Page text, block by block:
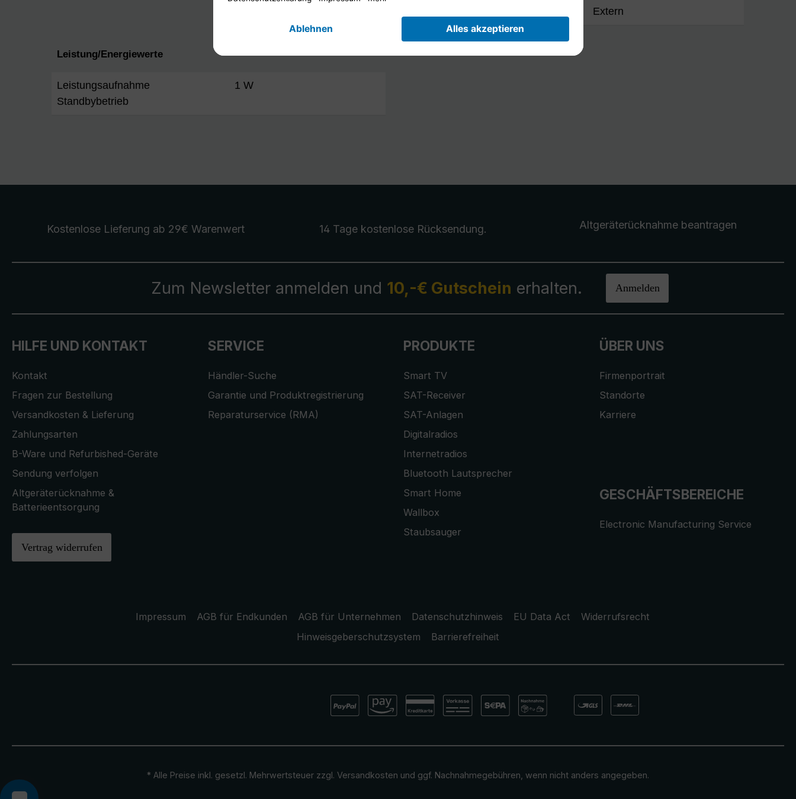
Extern
Leistung/Energiewerte
Leistungsaufnahme
Standbybetrieb
1 W
Kostenlose Lieferung ab 29€ Warenwert 14 Tage kostenlose Rücksendung. Altgeräterücknahme beantragen
Zum Newsletter anmelden und 10,-€ Gutschein erhalten. Anmelden
HILFE UND KONTAKT
Kontakt
Fragen zur Bestellung
Versandkosten & Lieferung
Zahlungsarten
B-Ware und Refurbished-Geräte
Sendung verfolgen
Altgeräterücknahme &
Batterieentsorgung
Vertrag widerrufen
SERVICE
Händler-Suche
Garantie und Produktregistrierung
Reparaturservice (RMA)
PRODUKTE
Smart TV
SAT-Receiver
SAT-Anlagen
Digitalradios
Internetradios
Bluetooth Lautsprecher
Smart Home
Wallbox
Staubsauger
ÜBER UNS
Firmenportrait
Standorte
Karriere
GESCHÄFTSBEREICHE
Electronic Manufacturing Service
Impressum AGB für Endkunden AGB für Unternehmen Datenschutzhinweis EU Data Act
Widerrufsrecht
Hinweisgeberschutzsystem
Barrierefreiheit
* Alle Preise inkl. gesetzl. Mehrwertsteuer zzgl. Versandkosten und ggf. Nachnahmegebühren, wenn nicht anders angegeben.